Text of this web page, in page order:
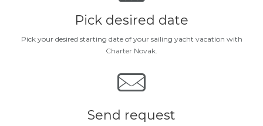
Pick desired date
Pick your desired starting date of your sailing yacht vacation with
Charter Novak.
Send request